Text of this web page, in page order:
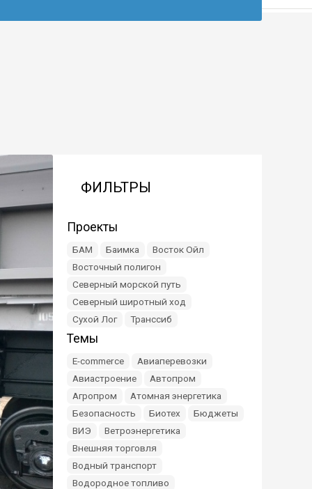
ФИЛЬТРЫ
Проекты
БАМ Баимка
Восток Ойл
Восточный полигон
Северный морской путь
Северный широтный ход
Сухой Лог
Транссиб
Темы
E-commerce
Авиаперевозки
Авиастроение
Автопром
Агропром
Атомная энергетика
Безопасность
Биотех
Бюджеты
ВИЭ
Ветроэнергетика
Внешняя торговля
Водный транспорт
Водородное топливо